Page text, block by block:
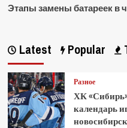
Этапы замены батареек в
Latest Popular
Разное
ХК
календарь